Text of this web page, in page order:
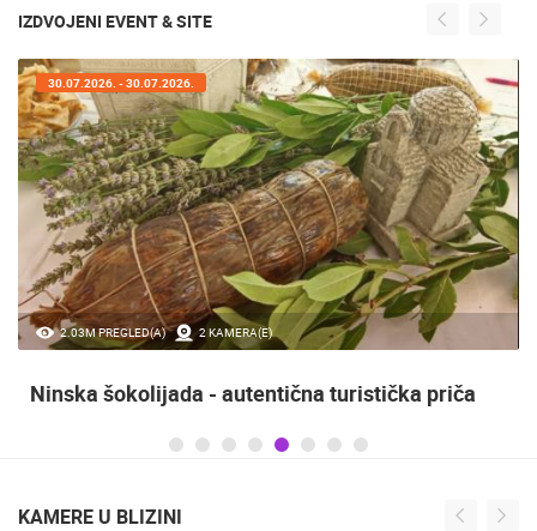
IZDVOJENI EVENT & SITE
2.03M PREGLED(A) 2 KAMERA(E)
30.07.2026. - 30.07.2026.
Ninska šokolijada - autentična turistička priča
KAMERE U BLIZINI